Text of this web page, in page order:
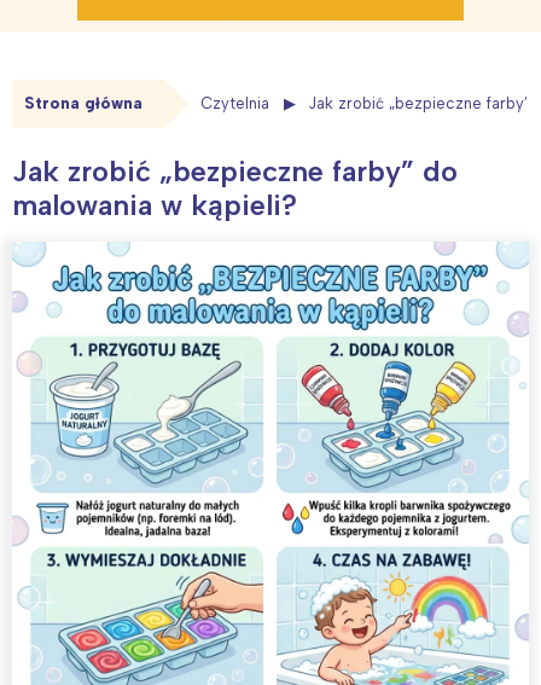
Strona główna Czytelnia Jak zrobić „bezpieczne farby”
Jak zrobić „bezpieczne farby” do
malowania w kąpieli?